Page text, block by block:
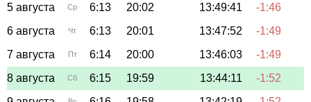
5 августа
Ср 6:13 20:02 13:49:41
-1:46
6 августа
Чт 6:13 20:01 13:47:52
-1:49
7 августа
Пт 6:14 20:00 13:46:03
-1:49
8 августа
Сб 6:15 19:59 13:44:11
-1:52